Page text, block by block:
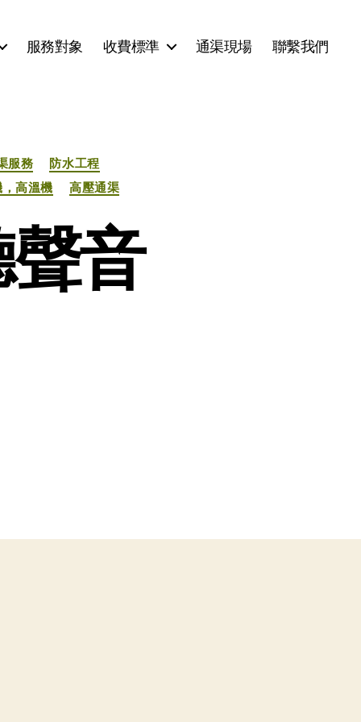
服務對象 收費標準 通渠現場 聯繫我們
服務
防水工程
高溫機
高壓通渠
音